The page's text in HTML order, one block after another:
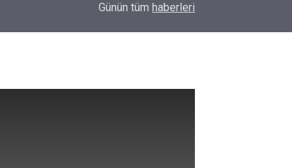
Kırıkkale'de çekiciye çarpan kamyon hurdaya
Günün tüm haberleri